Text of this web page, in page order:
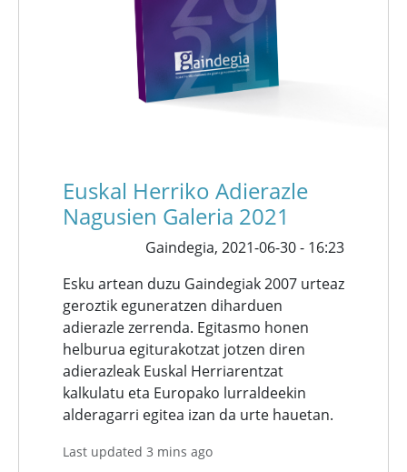
Euskal Herriko Adierazle
Nagusien Galeria 2021
Gaindegia, 2021-06-30 - 16:23
Esku artean duzu Gaindegiak 2007 urteaz
geroztik eguneratzen diharduen
adierazle zerrenda. Egitasmo honen
helburua egiturakotzat jotzen diren
adierazleak Euskal Herriarentzat
kalkulatu eta Europako lurraldeekin
alderagarri egitea izan da urte hauetan.
Last updated 3 mins ago